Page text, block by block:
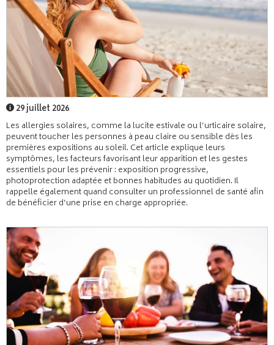
29 juillet 2026
Les allergies solaires, comme la lucite estivale ou l’urticaire solaire,
peuvent toucher les personnes à peau claire ou sensible dès les
premières expositions au soleil. Cet article explique leurs
symptômes, les facteurs favorisant leur apparition et les gestes
essentiels pour les prévenir : exposition progressive,
photoprotection adaptée et bonnes habitudes au quotidien. Il
rappelle également quand consulter un professionnel de santé afin
de bénéficier d’une prise en charge appropriée.